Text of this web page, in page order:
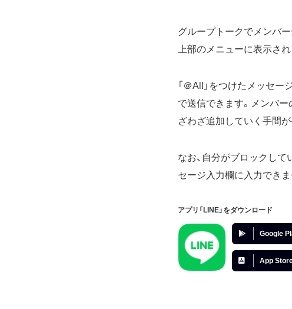
グループトークでメンバー
上部のメニューに表示され
「＠All」をつけたメッセ
で送信できます。メンバ
ざわざ追加していく手間が
なお、自分がブロックして
セージ入力欄に入力できま
アプリ「LINE」をダウンロード
Google
App